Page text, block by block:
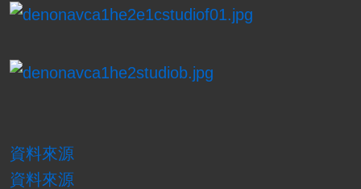
資料來源
資料來源